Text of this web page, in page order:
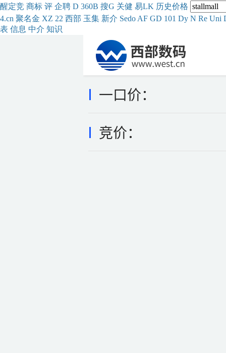
醒定竞 商标 评 企聘 D 360B 搜G 关健 易LK 历史价格
4.cn 聚名金 XZ 22 西部 玉集 新介 Sedo AF GD 101 Dy N Re Uni
表 信息 中介 知识